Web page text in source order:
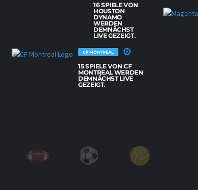
16 SPIELE VON
HOUSTON
DYNAMO
WERDEN
DEMNÄCHST
LIVE GEZEIGT.
CF MONTREAL
15 SPIELE VON CF
MONTREAL WERDEN
DEMNÄCHST LIVE
GEZEIGT.